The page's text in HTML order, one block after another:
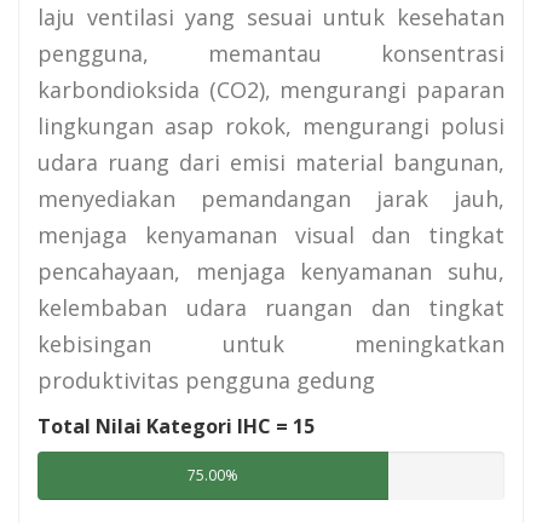
laju ventilasi yang sesuai untuk kesehatan
pengguna, memantau konsentrasi
karbondioksida (CO2), mengurangi paparan
lingkungan asap rokok, mengurangi polusi
udara ruang dari emisi material bangunan,
menyediakan pemandangan jarak jauh,
menjaga kenyamanan visual dan tingkat
pencahayaan, menjaga kenyamanan suhu,
kelembaban udara ruangan dan tingkat
kebisingan untuk meningkatkan
produktivitas pengguna gedung
Total Nilai Kategori IHC = 15
75.00%